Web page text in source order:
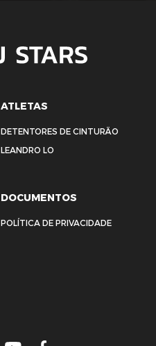
ATLETAS
DETENTORES DE CINTURÃO
LEANDRO LO
DOCUMENTOS
POLÍTICA DE PRIVACIDADE